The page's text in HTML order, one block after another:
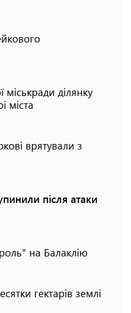
міськради ділянку
міста
врятували з
після атаки
на Балаклію
гектарів землі